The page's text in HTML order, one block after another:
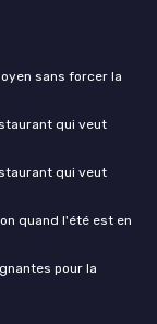
sans forcer la
qui veut
qui veut
quand l'été est en
pour la